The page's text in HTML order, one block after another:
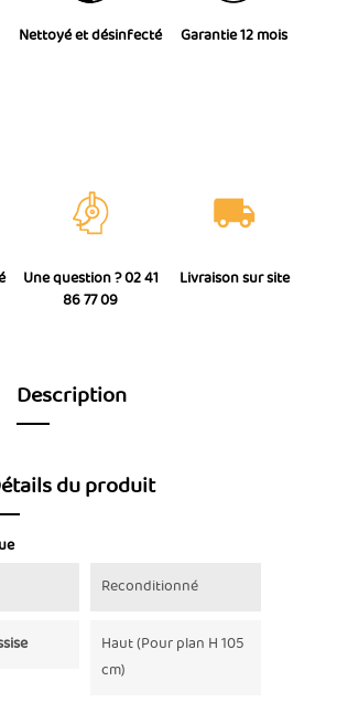
Garantie 12 mois
Nettoyé et désinfecté
Une question ? 02 41
86 77 09
Livraison sur site
Description
du produit
Reconditionné
Haut (Pour plan H 105
cm)